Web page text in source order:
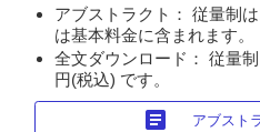
アブストラクト： 従量制
は基本料金に含まれます。
全文ダウンロード： 従量
円(税込) です。
article アブスト